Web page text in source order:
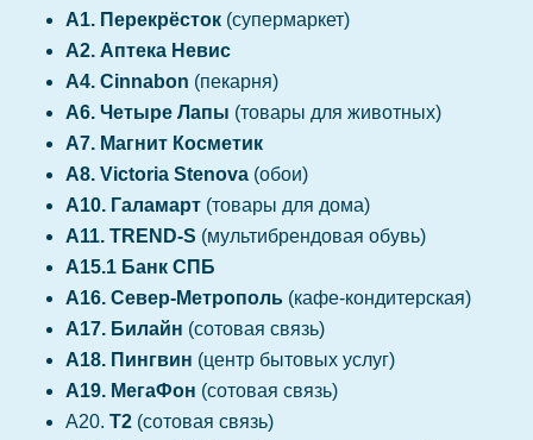
А1. Перекрёсток (супермаркет)
А2. Аптека Невис
А4. Cinnabon (пекарня)
А6. Четыре Лапы (товары для животных)
А7. Магнит Косметик
А8. Victoria Stenova (обои)
A10. Галамарт (товары для дома)
А11. TREND-S (мультибрендовая обувь)
А15.1 Банк СПБ
А16. Север-Метрополь (кафе-кондитерская)
А17. Билайн (сотовая связь)
А18. Пингвин (центр бытовых услуг)
А19. МегаФон (сотовая связь)
А20. Т2 (сотовая связь)